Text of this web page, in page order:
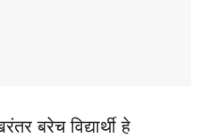
बरेच विद्यार्थी हे